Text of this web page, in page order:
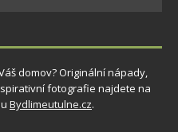
domov? Originální nápady,
fotografie najdete na
Bydlimeutulne.cz.